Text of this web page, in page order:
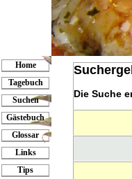
Home
Tagebuch
Suchen
Gästebuch
Glossar
Links
Tips
Die Suche